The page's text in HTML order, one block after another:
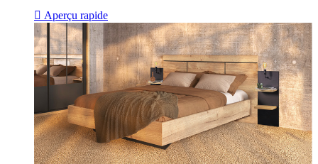
 Aperçu rapide